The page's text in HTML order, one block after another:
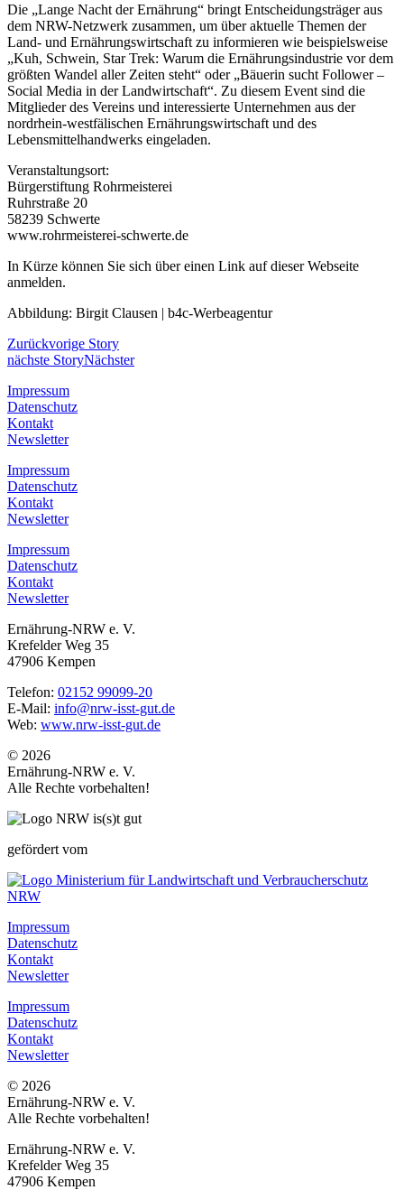
Die „Lange Nacht der Ernährung“ bringt Entscheidungsträger aus
dem NRW-Netzwerk zusammen, um über aktuelle Themen der
Land- und Ernährungswirtschaft zu informieren wie beispielsweise
„Kuh, Schwein, Star Trek: Warum die Ernährungsindustrie vor dem
größten Wandel aller Zeiten steht“ oder „Bäuerin sucht Follower –
Social Media in der Landwirtschaft“. Zu diesem Event sind die
Mitglieder des Vereins und interessierte Unternehmen aus der
nordrhein-westfälischen Ernährungswirtschaft und des
Lebensmittelhandwerks eingeladen.
Veranstaltungsort:
Bürgerstiftung Rohrmeisterei
Ruhrstraße 20
58239 Schwerte
www.rohrmeisterei-schwerte.de
In Kürze können Sie sich über einen Link auf dieser Webseite
anmelden.
Abbildung: Birgit Clausen | b4c-Werbeagentur
Zurückvorige Story
nächste StoryNächster
Impressum
Datenschutz
Kontakt
Newsletter
Impressum
Datenschutz
Kontakt
Newsletter
Impressum
Datenschutz
Kontakt
Newsletter
Ernährung-NRW e. V.
Krefelder Weg 35
47906 Kempen
Telefon: 02152 99099-20
E-Mail: info@nrw-isst-gut.de
Web: www.nrw-isst-gut.de
© 2026
Ernährung-NRW e. V.
Alle Rechte vorbehalten!
gefördert vom
Impressum
Datenschutz
Kontakt
Newsletter
Impressum
Datenschutz
Kontakt
Newsletter
© 2026
Ernährung-NRW e. V.
Alle Rechte vorbehalten!
Ernährung-NRW e. V.
Krefelder Weg 35
47906 Kempen